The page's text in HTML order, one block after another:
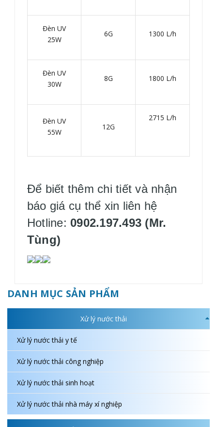
Đèn UV
25W
6G 1300 L/h
Đèn UV
30W
8G 1800 L/h
Đèn UV
55W
12G
2715 L/h
Để biết thêm chi tiết và nhận
báo giá cụ thể xin liên hệ
Hotline: 0902.197.493 (Mr.
Tùng)
DANH MỤC SẢN PHẨM
Xử lý nước thải
Xử lý nước thải y tế
Xử lý nước thải công nghiệp
Xử lý nước thải sinh hoạt
Xử lý nước thải nhà máy xí nghiệp